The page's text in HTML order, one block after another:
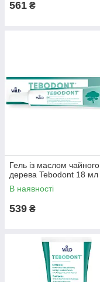
561 ₴
Гель із маслом чайного
дерева Tebodont 18 мл
В наявності
539 ₴